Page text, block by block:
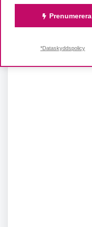
Prenumerera
*Dataskyddspolicy